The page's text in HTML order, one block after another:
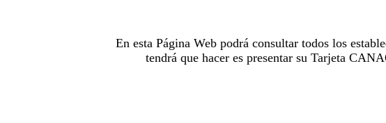
En esta Página Web podrá consultar todos los
tendrá que hacer es presentar su Tarjeta